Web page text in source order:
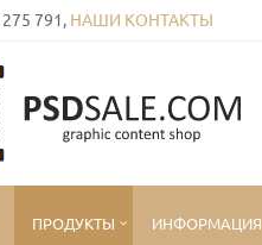
791, НАШИ КОНТАКТЫ
ПРОДУКТЫ ИНФОРМАЦИЯ